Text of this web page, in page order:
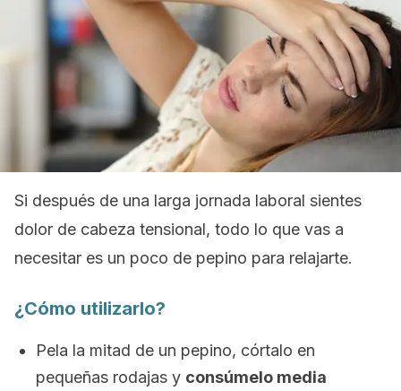
Si después de una larga jornada laboral sientes
dolor de cabeza tensional, todo lo que vas a
necesitar es un poco de pepino para relajarte.
¿Cómo utilizarlo?
Pela la mitad de un pepino, córtalo en
pequeñas rodajas y consúmelo media